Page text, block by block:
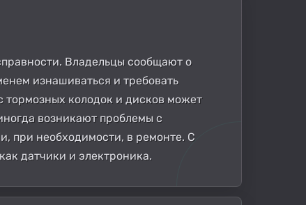
Владельцы сообщают о
изнашиваться и требовать
тормозных колодок и дисков может
возникают проблемы с
при необходимости, в ремонте. С
датчики и электроника.